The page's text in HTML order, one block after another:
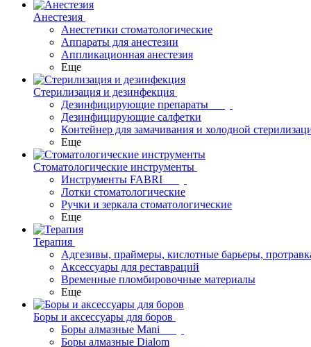
Анестезия
Анестетики стоматологические
Аппараты для анестезии
Аппликационная анестезия
Еще
Стерилизация и дезинфекция
Дезинфицирующие препараты
Дезинфицирующие салфетки
Контейнер для замачивания и холодной
Еще
Стоматологические инструменты
Инструменты FABRI
Лотки стоматологические
Ручки и зеркала стоматологические
Еще
Терапия
Адгезивы, праймеры, кислотные барьеры,
Аксессуары для реставраций
Временные пломбировочные материалы
Еще
Боры и аксессуары для боров
Боры алмазные Mani
Боры алмазные Dialom